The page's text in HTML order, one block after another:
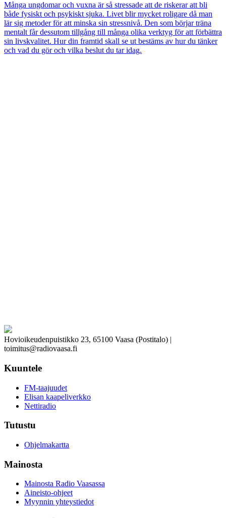
Många ungdomar och vuxna är så stressade att de riskerar att bli
både fysiskt och psykiskt sjuka. Livet blir mycket roligare då man
lär sig metoder för att minska sin stressnivå. Den som börjar träna
mentalt får dessutom tillgång till många olika verktyg för att förbättra
sin livskvalitet. Hur din framtid skall se ut bestäms av hur du tänker
och vad du gör och vilka beslut du tar idag.
Hovioikeudenpuistikko 23, 65100 Vaasa (Postitalo) |
toimitus@radiovaasa.fi
Kuuntele
FM-taajuudet
Elisan kaapeliverkko
Nettiradio
Tutustu
Ohjelmakartta
Mainosta
Mainosta Radio Vaasassa
Aineisto-ohjeet
Myynnin yhteystiedot